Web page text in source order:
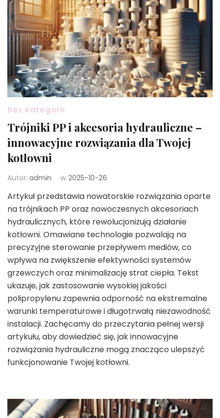
Bez kategorii
Trójniki PP i akcesoria hydrauliczne –
innowacyjne rozwiązania dla Twojej
kotłowni
Autor: admin w 2025-10-26
Artykuł przedstawia nowatorskie rozwiązania oparte
na trójnikach PP oraz nowoczesnych akcesoriach
hydraulicznych, które rewolucjonizują działanie
kotłowni. Omawiane technologie pozwalają na
precyzyjne sterowanie przepływem mediów, co
wpływa na zwiększenie efektywności systemów
grzewczych oraz minimalizację strat ciepła. Tekst
ukazuje, jak zastosowanie wysokiej jakości
polipropylenu zapewnia odporność na ekstremalne
warunki temperaturowe i długotrwałą niezawodność
instalacji. Zachęcamy do przeczytania pełnej wersji
artykułu, aby dowiedzieć się, jak innowacyjne
rozwiązania hydrauliczne mogą znacząco ulepszyć
funkcjonowanie Twojej kotłowni.